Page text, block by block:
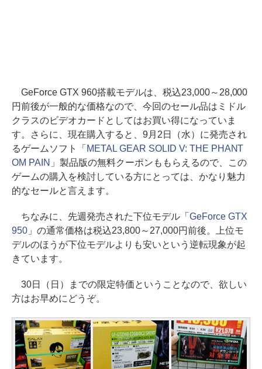
GeForce GTX 960搭載モデルは、税込23,000～28,000
円前後が一般的な価格なので、今回のセール品はミドル
クラスのビデオカードとしてはお買い得になっていま
す。さらに、現在購入すると、9月2日（水）に発売され
るゲームソフト「 METAL GEAR SOLID V: THE PHANT
OM PAIN 」製品版の無料クーポンももらえるので、この
ゲームの購入を検討している方にとっては、かなり魅力
的なセールと言えます。
ちなみに、先週発売された下位モデル「 GeForce GTX
950」の通常価格は税込23,800～27,000円前後。上位モ
デルのほうが下位モデルよりも安いという逆転現象が起
きています。
30日（日）までの限定特価ということなので、欲しい
方はお早めにどうぞ。